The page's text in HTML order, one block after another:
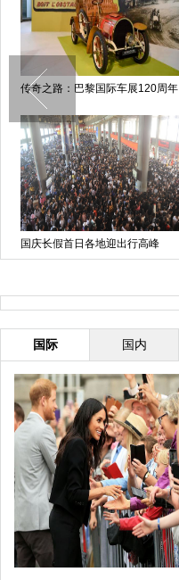
传奇之路：巴黎国际车展120周年
国庆长假首日各地迎出行高峰
国际 国内